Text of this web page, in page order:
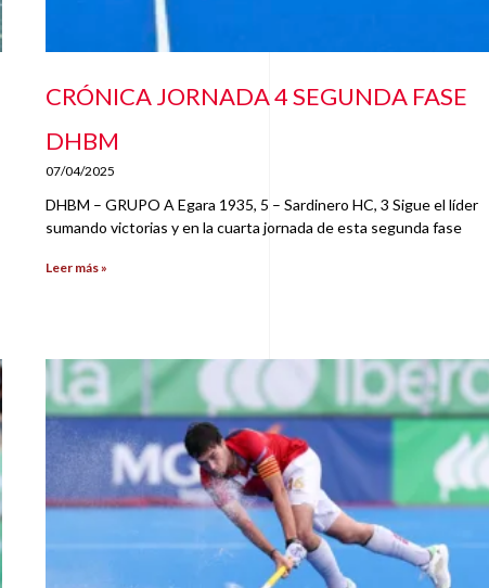
CRÓNICA JORNADA 4 SEGUNDA FASE
DHBM
07/04/2025
DHBM – GRUPO A Egara 1935, 5 – Sardinero HC, 3 Sigue el líder
sumando victorias y en la cuarta jornada de esta segunda fase
Leer más »